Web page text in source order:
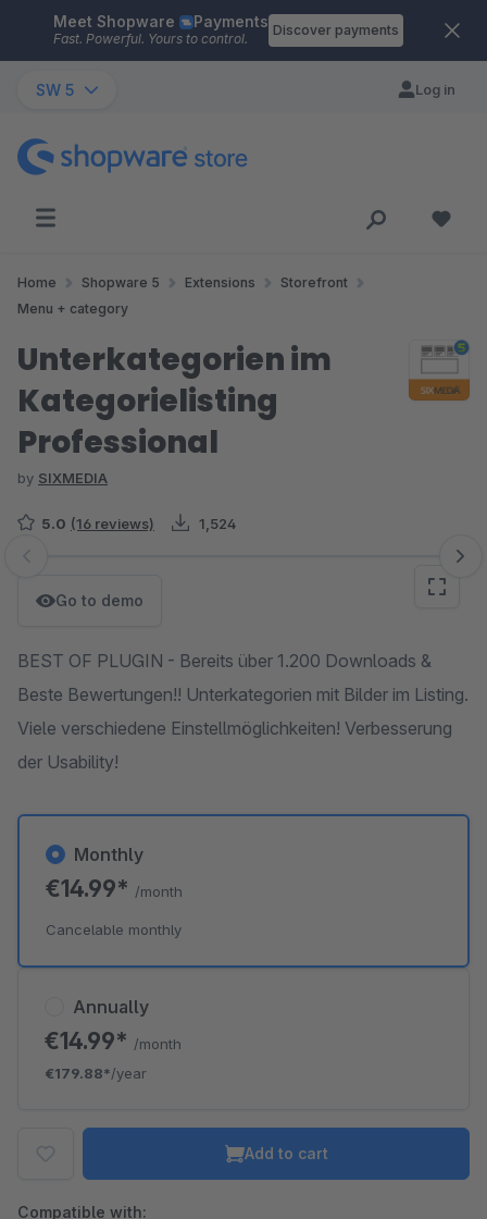
Skip to main content
Meet Shopware Payments
Fast. Powerful. Yours to control.
Discover payments
SW 5 Log in
Home Shopware 5 Extensions
Storefront
Menu + category
Unterkategorien im
Kategorielisting
Professional
by SIXMEDIA
5.0 (16 reviews) 1,524
Skip image gallery
Go to demo
BEST OF PLUGIN - Bereits über 1.200 Downloads &
Beste Bewertungen!! Unterkategorien mit Bilder im Listing.
Viele verschiedene Einstellmöglichkeiten! Verbesserung
der Usability!
Annually
€14.99* /month
€179.88*/year
Monthly
€14.99* /month
Cancelable monthly
Add to cart
Compatible with: